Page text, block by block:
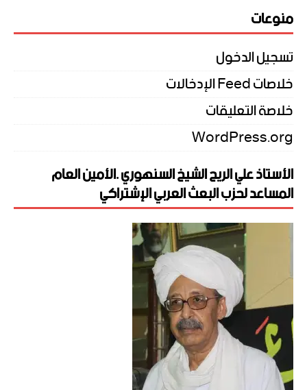
منوعات
تسجيل الدخول
خلاصات Feed الإدخالات
خلاصة التعليقات
WordPress.org
الأستاذ علي الريح الشيخ السنهوري .الأمين العام
المساعد لحزب البعث العربي الإشتراكي